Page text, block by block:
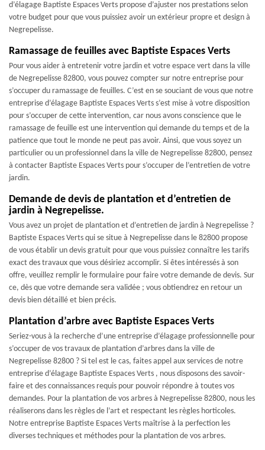
d’élagage Baptiste Espaces Verts propose d’ajuster nos prestations selon
votre budget pour que vous puissiez avoir un extérieur propre et design à
Negrepelisse.
Ramassage de feuilles avec Baptiste Espaces Verts
Pour vous aider à entretenir votre jardin et votre espace vert dans la ville
de Negrepelisse 82800, vous pouvez compter sur notre entreprise pour
s’occuper du ramassage de feuilles. C’est en se souciant de vous que notre
entreprise d’élagage Baptiste Espaces Verts s’est mise à votre disposition
pour s’occuper de cette intervention, car nous avons conscience que le
ramassage de feuille est une intervention qui demande du temps et de la
patience que tout le monde ne peut pas avoir. Ainsi, que vous soyez un
particulier ou un professionnel dans la ville de Negrepelisse 82800, pensez
à contacter Baptiste Espaces Verts pour s’occuper de l’entretien de votre
jardin.
Demande de devis de plantation et d’entretien de
jardin à Negrepelisse.
Vous avez un projet de plantation et d’entretien de jardin à Negrepelisse ?
Baptiste Espaces Verts qui se situe à Negrepelisse dans le 82800 propose
de vous établir un devis gratuit pour que vous puissiez connaître les tarifs
exact des travaux que vous désiriez accomplir. Si êtes intéressés à son
offre, veuillez remplir le formulaire pour faire votre demande de devis. Sur
ce, dès que votre demande sera validée ; vous obtiendrez en retour un
devis bien détaillé et bien précis.
Plantation d’arbre avec Baptiste Espaces Verts
Seriez-vous à la recherche d’une entreprise d’élagage professionnelle pour
s’occuper de vos travaux de plantation d’arbres dans la ville de
Negrepelisse 82800 ? Si tel est le cas, faites appel aux services de notre
entreprise d’élagage Baptiste Espaces Verts , nous disposons des savoir-
faire et des connaissances requis pour pouvoir répondre à toutes vos
demandes. Pour la plantation de vos arbres à Negrepelisse 82800, nous les
réaliserons dans les règles de l’art et respectant les règles horticoles.
Notre entreprise Baptiste Espaces Verts maîtrise à la perfection les
diverses techniques et méthodes pour la plantation de vos arbres.